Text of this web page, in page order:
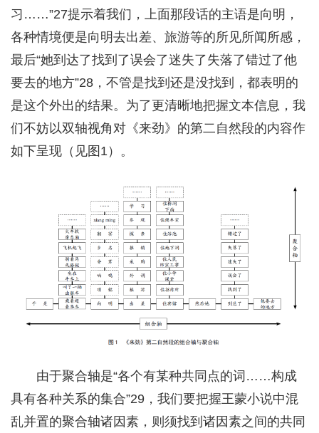
习……”27提示着我们，上面那段话的主语是向明，
各种情境便是向明去出差、旅游等的所见所闻所感，
最后“她到达了找到了误会了迷失了失落了错过了他
要去的地方”28，不管是找到还是没找到，都表明的
是这个外出的结果。为了更清晰地把握文本信息，我
们不妨以双轴视角对《来劲》的第二自然段的内容作
如下呈现（见图1）。
由于聚合轴是“各个有某种共同点的词……构成
具有各种关系的集合”29，我们要把握王蒙小说中混
乱并置的聚合轴诸因素，则须找到诸因素之间的共同